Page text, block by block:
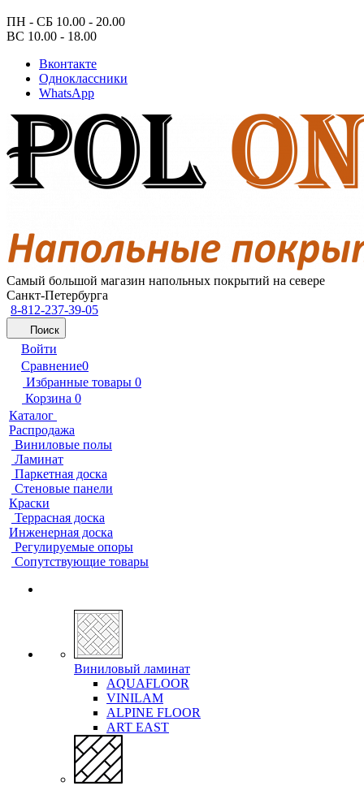
ПН - СБ 10.00 - 20.00
ВС 10.00 - 18.00
Вконтакте
Одноклассники
WhatsApp
Самый большой магазин напольных покрытий на севере
Санкт-Петербурга
8-812-237-39-05
Поиск
Войти
Сравнение0
Избранные товары 0
Корзина 0
Каталог
Распродажа
Виниловые полы
Ламинат
Паркетная доска
Стеновые панели
Краски
Террасная доска
Инженерная доска
Регулируемые опоры
Сопутствующие товары
Виниловый ламинат
AQUAFLOOR
VINILAM
ALPINE FLOOR
ART EAST